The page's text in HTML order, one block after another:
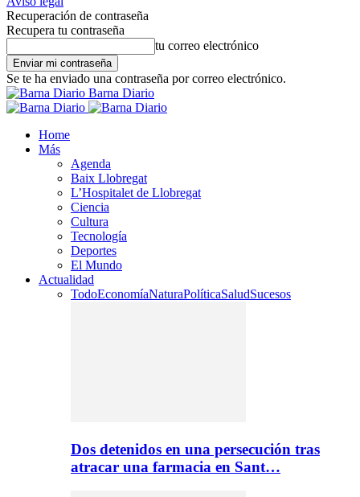
Recuperación de contraseña
Recupera tu contraseña
tu correo electrónico
Se te ha enviado una contraseña por correo electrónico.
Barna Diario
Home
Más
Agenda
Baix Llobregat
L’Hospitalet de Llobregat
Ciencia
Cultura
Tecnología
Deportes
El Mundo
Actualidad
TodoEconomíaNaturaPolíticaSaludSucesos
Dos detenidos en una persecución tras
atracar una farmacia en Sant…